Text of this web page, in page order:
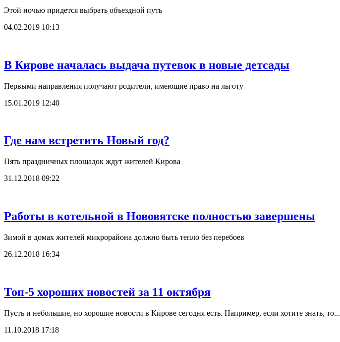
Этой ночью придется выбрать объездной путь
04.02.2019 10:13
В Кирове началась выдача путевок в новые детсады
Первыми направления получают родители, имеющие право на льготу
15.01.2019 12:40
Где нам встретить Новый год?
Пять праздничных площадок ждут жителей Кирова
31.12.2018 09:22
Работы в котельной в Нововятске полностью завершены
Зимой в домах жителей микрорайона должно быть тепло без перебоев
26.12.2018 16:34
Топ-5 хороших новостей за 11 октября
Пусть и небольшие, но хорошие новости в Кирове сегодня есть. Например, если хотите знать, то...
11.10.2018 17:18